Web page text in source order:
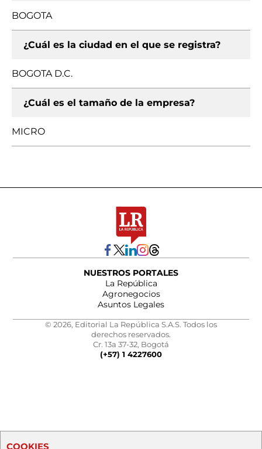
BOGOTA
¿Cuál es la ciudad en el que se registra?
BOGOTA D.C.
¿Cuál es el tamaño de la empresa?
MICRO
NUESTROS PORTALES
La República
Agronegocios
Asuntos Legales
© 2026, Editorial La República S.A.S. Todos los
derechos reservados.
Cr. 13a 37-32, Bogotá
(+57) 1 4227600
COOKIES